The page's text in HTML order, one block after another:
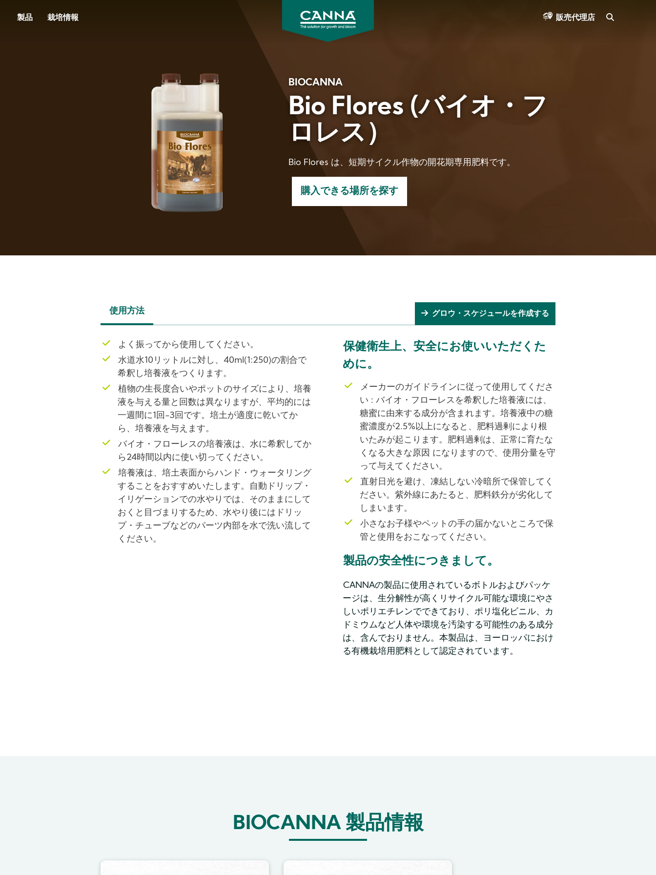
Skip
製品 栽培情報 販売代理店
BIOCANNA
Bio Flores (バイオ・フ
ロレス）
Bio Flores は、短期サイクル作物の開花期専用肥料です。
購入できる場所を探す
使用方法
(ACTIVE
TAB)
グロウ・スケジュールを作成する
よく振ってから使用してください。
水道水10リットルに対し、40ml(1:250)の割合で
希釈し培養液をつくります。
植物の生長度合いやポットのサイズにより、培養
液を与える量と回数は異なりますが、平均的には
一週間に1回-3回です。培土が適度に乾いてか
ら、培養液を与えます。
バイオ・フローレスの培養液は、水に希釈してか
ら24時間以内に使い切ってください。
培養液は、培土表面からハンド・ウォータリング
することをおすすめいたします。自動ドリップ・
イリゲーションでの水やりでは、そのままにして
おくと目づまりするため、水やり後にはドリッ
プ・チューブなどのパーツ内部を水で洗い流して
ください。
保健衛生上、安全にお使いいただくた
めに。
メーカーのガイドラインに従って使用してくださ
い : バイオ・フローレスを希釈した培養液には、
糖蜜に由来する成分が含まれます。培養液中の糖
蜜濃度が2.5%以上になると、肥料過剰により根
いたみが起こります。肥料過剰は、正常に育たな
くなる大きな原因 になりますので、使用分量を守
って与えてください。
直射日光を避け、凍結しない冷暗所で保管してく
ださい。紫外線にあたると、肥料鉄分が劣化して
しまいます。
小さなお子様やペットの手の届かないところで保
管と使用をおこなってください。
製品の安全性につきまして。
CANNAの製品に使用されているボトルおよびパッケ
ージは、生分解性が高くリサイクル可能な環境にやさ
しいポリエチレンでできており、ポリ塩化ビニル、カ
ドミウムなど人体や環境を汚染する可能性のある成分
は、含んでおりません。本製品は、ヨーロッパにおけ
る有機栽培用肥料として認定されています。
BIOCANNA 製品情報